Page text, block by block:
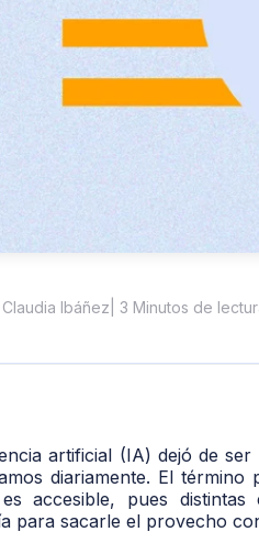
Ibáñez | 3 Minutos de
artificial (IA) dejó de
diariamente. El
accesible, pues
para sacarle el provecho